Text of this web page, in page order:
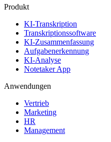
Produkt
KI-Transkription
Transkriptionssoftware
KI-Zusammenfassung
Aufgabenerkennung
KI-Analyse
Notetaker App
Anwendungen
Vertrieb
Marketing
HR
Management